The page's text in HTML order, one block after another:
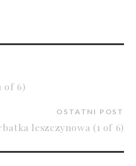
of 6)
OSTATNI POST
leszczynowa (1 of 6)